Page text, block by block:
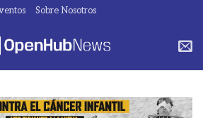
Sobre Nosotros